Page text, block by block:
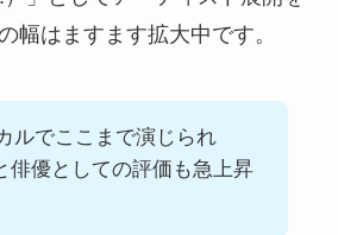
幅はますます拡大中です。
ルでここまで演じられ
俳優としての評価も急上昇